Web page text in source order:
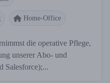
Home-Office
die operative Pflege,
unserer Abo- und
Salesforce);...